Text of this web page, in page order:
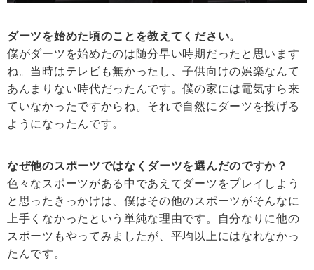
ダーツを始めた頃のことを教えてください。
僕がダーツを始めたのは随分早い時期だったと思います
ね。当時はテレビも無かったし、子供向けの娯楽なんて
あんまりない時代だったんです。僕の家には電気すら来
ていなかったですからね。それで自然にダーツを投げる
ようになったんです。
なぜ他のスポーツではなくダーツを選んだのですか？
色々なスポーツがある中であえてダーツをプレイしよう
と思ったきっかけは、僕はその他のスポーツがそんなに
上手くなかったという単純な理由です。自分なりに他の
スポーツもやってみましたが、平均以上にはなれなかっ
たんです。